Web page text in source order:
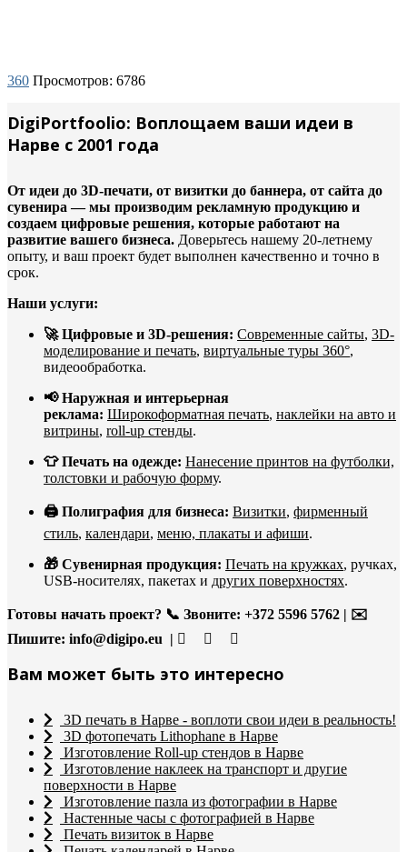
360 Просмотров: 6786
DigiPortfoolio: Воплощаем ваши идеи в
Нарве с 2001 года
От идеи до 3D-печати, от визитки до баннера, от сайта до
сувенира — мы производим рекламную продукцию и
создаем цифровые решения, которые работают на
развитие вашего бизнеса. Доверьтесь нашему 20-летнему
опыту, и ваш проект будет выполнен качественно и точно в
срок.
Наши услуги:
🚀 Цифровые и 3D-решения: Современные сайты, 3D-
моделирование и печать, виртуальные туры 360°,
видеообработка.
📢 Наружная и интерьерная
реклама: Широкоформатная печать, наклейки на авто и
витрины, roll-up стенды.
👕 Печать на одежде: Нанесение принтов на футболки,
толстовки и рабочую форму.
🖨️ Полиграфия для бизнеса: Визитки, фирменный
стиль, календари, меню, плакаты и афиши.
🎁 Сувенирная продукция: Печать на кружках, ручках,
USB-носителях, пакетах и других поверхностях.
Готовы начать проект? 📞 Звоните: +372 5596 5762 | ✉️
Пишите: info@digipo.eu |
Вам может быть это интересно
3D печать в Нарве - воплоти свои идеи в реальность!
3D фотопечать Lithophane в Нарве
Изготовление Roll-up стендов в Нарве
Изготовление наклеек на транспорт и другие
поверхности в Нарве
Изготовление пазла из фотографии в Нарве
Настенные часы с фотографией в Нарве
Печать визиток в Нарве